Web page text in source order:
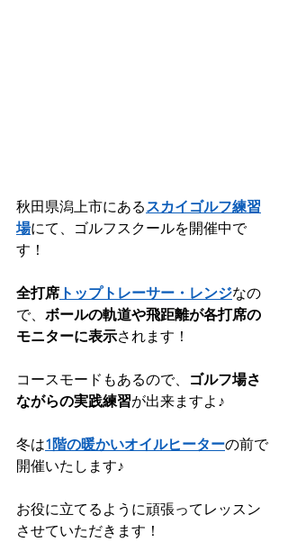
秋田県潟上市にある スカイゴルフ練習
場にて、ゴルフスクールを開催中で
す！
全打席 トップトレーサー・レンジなの
で、 ボールの軌道や飛距離が各打席の
モニターに表示されます！
コースモードもあるので、
ゴルフ場さ
ながらの実践練習が出来ますよ♪
冬は1階の暖かいオイルヒーターの前で
開催いたします♪
お役に立てるように頑張ってレッスン
させていただきます！